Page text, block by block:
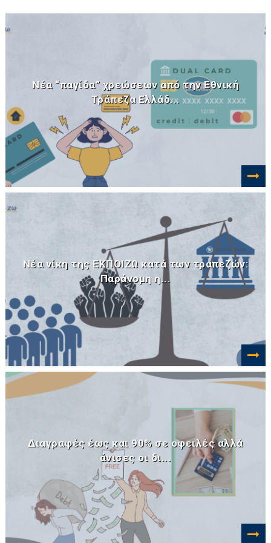
Νέα “παγίδα” χρεώσεων από την Εθνική
Τράπεζα Ελλάδ...
Νέα νίκη της ΕΚΠΟΙΖΩ κατά των τραπεζών:
Παράνομη η...
Διαγραφές έως και 90% σε οφειλές αλλά
άνισες οι δι...